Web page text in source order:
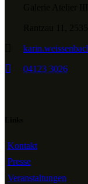
04123 3026
Kontakt
Presse
Veranstaltungen